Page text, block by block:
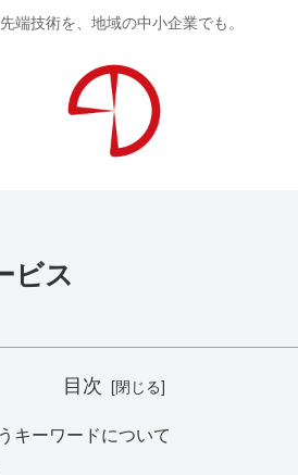
端技術を、地域の中小企業でも。
ビス
目次
キーワードについて